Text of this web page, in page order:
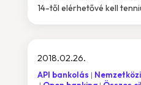
14-től elérhetővé kell
2018.02.26.
API bankolás